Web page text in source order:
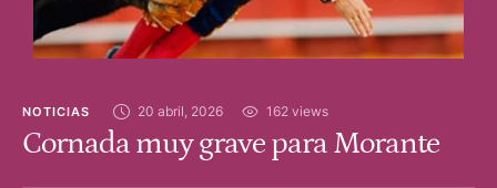
NOTICIAS 20 abril, 2026 162 views
Cornada muy grave para Morante